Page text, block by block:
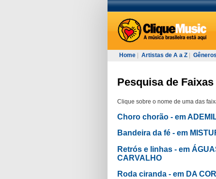
Home Artistas de A a Z
Pesquisa de
Clique sobre o nome de uma das
Choro chorão - em
Bandeira da fé - em
Retrós e linhas - em
CARVALHO
Roda ciranda - em DA